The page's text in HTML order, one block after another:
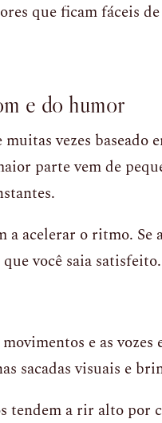
que ficam fáceis
e do humor
vezes baseado
parte vem de
acelerar o ritmo. Se
você saia satisfeito.
e as
sacadas visuais e
tendem a rir alto